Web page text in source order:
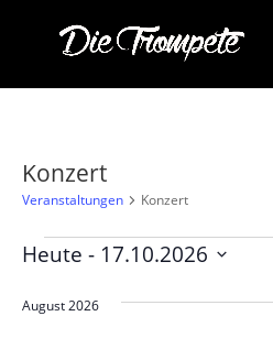
Konzert
Veranstaltungen Konzert
Veranstaltungen
Heute - 17.10.2026
wählen.
August 2026